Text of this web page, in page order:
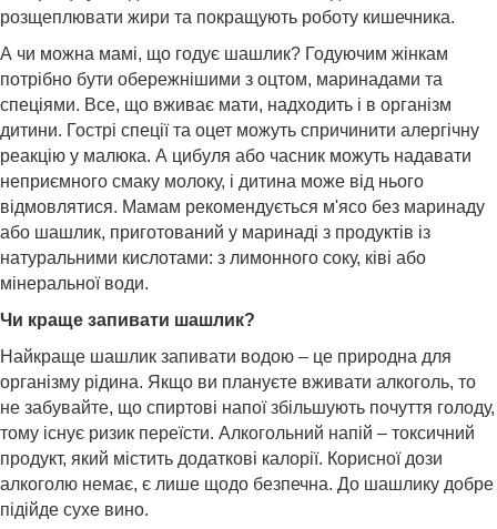
розщеплювати жири та покращують роботу кишечника.
А чи можна мамі, що годує шашлик? Годуючим жінкам
потрібно бути обережнішими з оцтом, маринадами та
спеціями. Все, що вживає мати, надходить і в організм
дитини. Гострі спеції та оцет можуть спричинити алергічну
реакцію у малюка. А цибуля або часник можуть надавати
неприємного смаку молоку, і дитина може від нього
відмовлятися. Мамам рекомендується м'ясо без маринаду
або шашлик, приготований у маринаді з продуктів із
натуральними кислотами: з лимонного соку, ківі або
мінеральної води.
Чи краще запивати шашлик?
Найкраще шашлик запивати водою – це природна для
організму рідина. Якщо ви плануєте вживати алкоголь, то
не забувайте, що спиртові напої збільшують почуття голоду,
тому існує ризик переїсти. Алкогольний напій – токсичний
продукт, який містить додаткові калорії. Корисної дози
алкоголю немає, є лише щодо безпечна. До шашлику добре
підійде сухе вино.